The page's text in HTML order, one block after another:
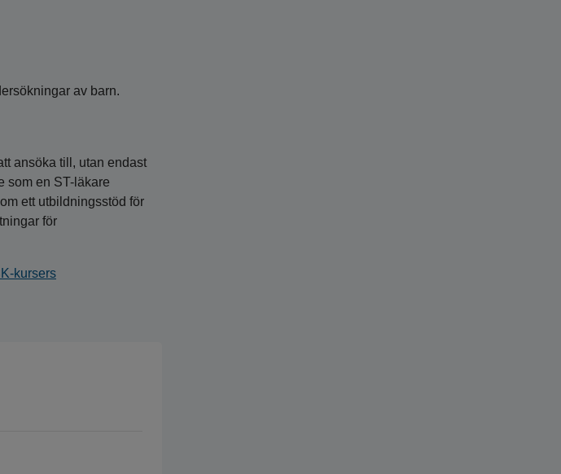
av barn.
ansöka till, utan endast
som en ST-läkare
ett utbildningsstöd för
för
kursers